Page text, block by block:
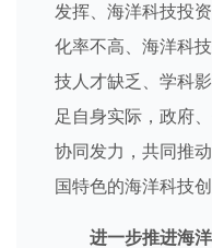
发挥、海洋科技投
化率不高、海洋科
技人才缺乏、学科
足自身实际，政府
协同发力，共同推
国特色的海洋科技创
进一步推进海洋